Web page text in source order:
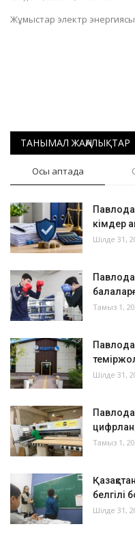
Жұмыстар электр
ТАНЫМАЛ ЖАҢАЛЫҚТАР
Осы аптада
кімдер
Шілде 31,
Тамыз 1,
Шілде 31,
Тамыз 1,
белгілі
Шілде 31,